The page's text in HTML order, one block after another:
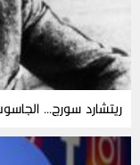
ريتشارد سورج…